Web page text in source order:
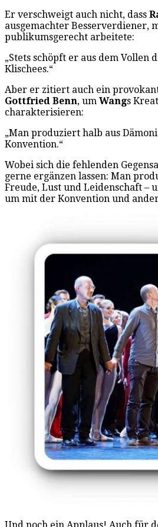
Er verschweigt auch nicht, dass
ausgemachter Besserverdiener,
publikumsgerecht arbeitete:
„Stets schöpft er aus dem Vollen
Klischees.“
Aber er zitiert auch ein
Gottfried Benn, um Wangs
charakterisieren:
„Man produziert halb aus
Konvention.“
Wobei sich die fehlenden
gerne ergänzen lassen: Man
Freude, Lust und Leidenschaft –
um mit der Konvention und